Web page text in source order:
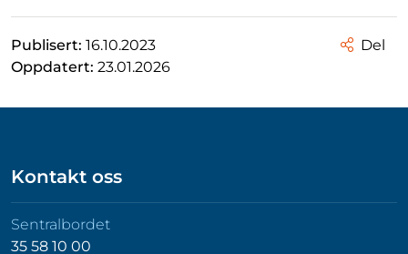
Publisert: 16.10.2023
Oppdatert: 23.01.2026
Del
Kontakt oss
Sentralbordet
35 58 10 00